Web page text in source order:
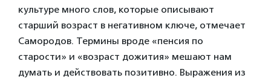
культуре много слов, которые описывают
старший возраст в негативном ключе, отмечает
Самородов. Термины вроде «пенсия по
старости» и «возраст дожития» мешают нам
думать и действовать позитивно. Выражения из